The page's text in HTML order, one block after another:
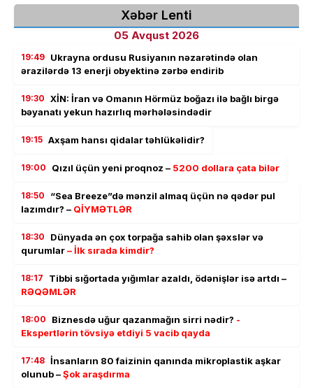
Xəbər Lenti
05 Avqust 2026
19:49 Ukrayna ordusu Rusiyanın nəzarətində olan
ərazilərdə 13 enerji obyektinə zərbə endirib
19:30 XİN: İran və Omanın Hörmüz boğazı ilə bağlı birgə
bəyanatı yekun hazırlıq mərhələsindədir
19:15 Axşam hansı qidalar təhlükəlidir?
19:00 Qızıl üçün yeni proqnoz – 5200 dollara çata bilər
18:50
“Sea Breeze”də mənzil almaq üçün nə qədər pul
lazımdır? – QİYMƏTLƏR
18:30
Dünyada ən çox torpağa sahib olan şəxslər və
qurumlar– İlk sırada kimdir?
18:17
Tibbi sığortada yığımlar azaldı, ödənişlər isə artdı –
RƏQƏMLƏR
18:00 Biznesdə uğur qazanmağın sirri nədir? -
Ekspertlərin tövsiyə etdiyi 5 vacib qayda
17:48 İnsanların 80 faizinin qanında mikroplastik aşkar
olunub –Şok araşdırma